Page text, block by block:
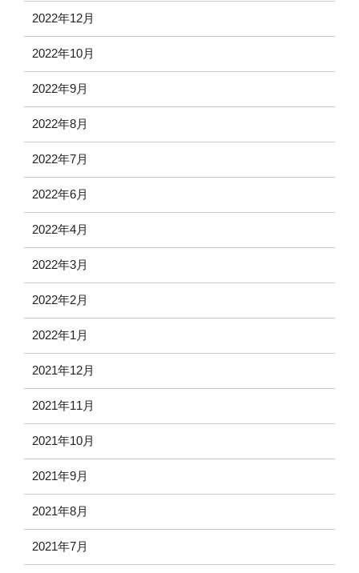
2022年12月
2022年10月
2022年9月
2022年8月
2022年7月
2022年6月
2022年4月
2022年3月
2022年2月
2022年1月
2021年12月
2021年11月
2021年10月
2021年9月
2021年8月
2021年7月